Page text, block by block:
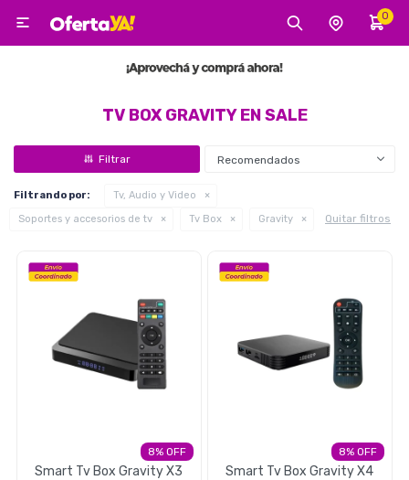
0

TV BOX GRAVITY EN SALE
Recomendados
Filtrando por:
Tv, Audio y Video
Soportes y accesorios de tv
Tv Box Gravity Quitar filtros
8
Smart Tv Box Gravity X3
8
Smart Tv Box Gravity X4
MI CUENTA
Tecnología
Tv, Audio y Video
Gaming